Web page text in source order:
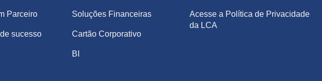
Parceiro
sucesso
Soluções Financeiras
Cartão Corporativo
BI
Acesse a Política de Privacidade
da LCA